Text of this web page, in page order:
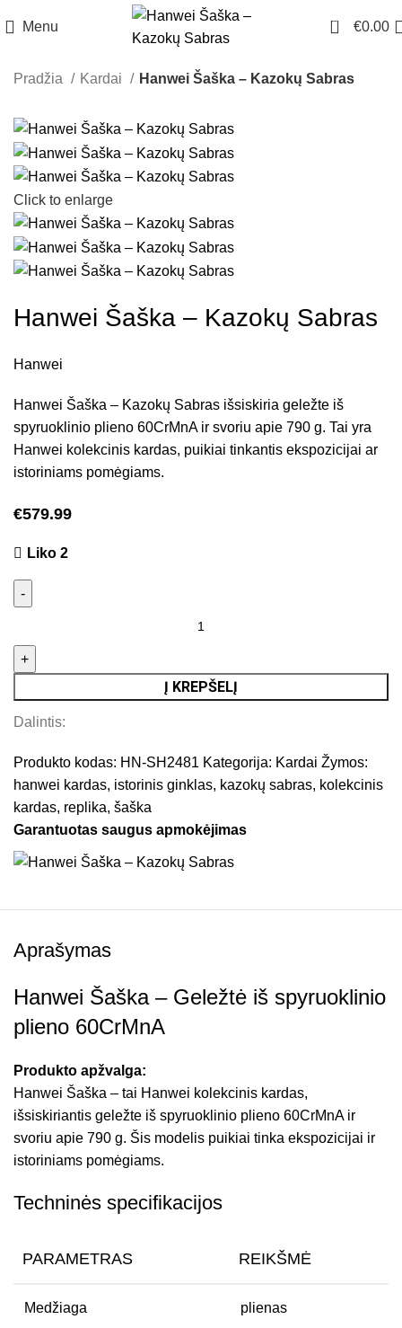
Menu 0 €0.00
Pradžia Kardai Hanwei Šaška – Kazokų Sabras
Click to enlarge
Hanwei Šaška – Kazokų Sabras
Hanwei
Hanwei Šaška – Kazokų Sabras išsiskiria geležte iš
spyruoklinio plieno 60CrMnA ir svoriu apie 790 g. Tai yra
Hanwei kolekcinis kardas, puikiai tinkantis ekspozicijai ar
istoriniams pomėgiams.
€579.99
Liko 2
Į KREPŠELĮ
Dalintis:
Produkto kodas: HN-SH2481 Kategorija: Kardai Žymos:
hanwei kardas, istorinis ginklas, kazokų sabras, kolekcinis
kardas, replika, šaška
Garantuotas saugus apmokėjimas
Aprašymas
Hanwei Šaška – Geležtė iš spyruoklinio
plieno 60CrMnA
Produkto apžvalga:
Hanwei Šaška – tai Hanwei kolekcinis kardas,
išsiskiriantis geležte iš spyruoklinio plieno 60CrMnA ir
svoriu apie 790 g. Šis modelis puikiai tinka ekspozicijai ir
istoriniams pomėgiams.
Techninės specifikacijos
PARAMETRAS REIKŠMĖ
Medžiaga plienas